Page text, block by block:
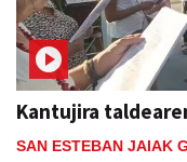
Kantujira
SAN ESTEBAN JAIAK